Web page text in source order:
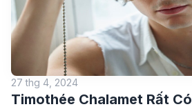
27 thg 4, 2024
Timothée Chalamet Rất